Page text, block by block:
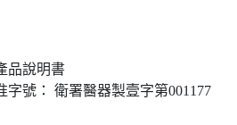
品說明書
號： 衛署醫器製壹字第001177